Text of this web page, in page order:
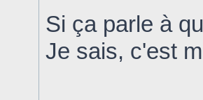
Si ça parle à
Je sais, c'est